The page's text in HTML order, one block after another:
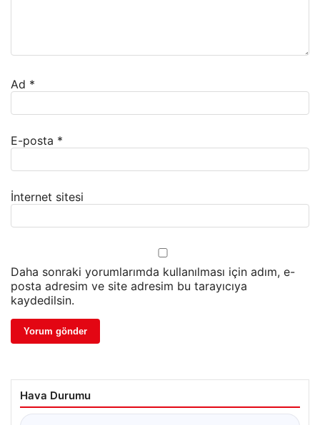
Ad *
E-posta *
İnternet sitesi
Daha sonraki yorumlarımda kullanılması için adım, e-
posta adresim ve site adresim bu tarayıcıya
kaydedilsin.
Hava Durumu